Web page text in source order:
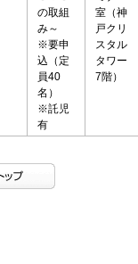
の取組
み～
※要申
込（定
員40
名）
※託児
有
室（神
戸クリ
スタル
タワー
7階）